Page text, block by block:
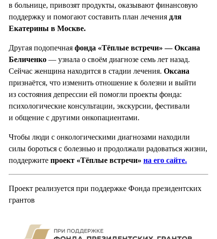
в больнице, привозят продукты, оказывают финансовую
поддержку и помогают составить план лечения для
Екатерины в Москве.
Другая подопечная фонда «Тёплые встречи» — Оксана
Беличенко — узнала о своём диагнозе семь лет назад.
Сейчас женщина находится в стадии лечения. Оксана
признаётся, что изменить отношение к болезни и выйти
из состояния депрессии ей помогли проекты фонда:
психологические консультации, экскурсии, фестивали
и общение с другими онкопациентами.
Чтобы люди с онкологическими диагнозами находили
силы бороться с болезнью и продолжали радоваться жизни,
поддержите проект «Тёплые встречи» на его сайте.
Проект реализуется при поддержке Фонда президентских
грантов